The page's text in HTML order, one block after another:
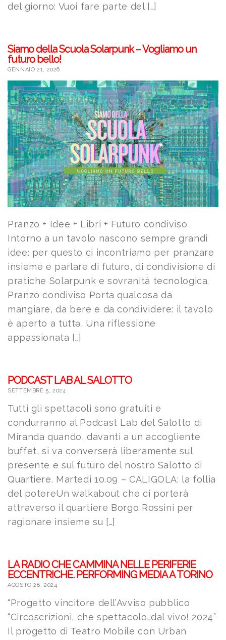
del giorno: Vuoi fare parte del […]
Siamo della Scuola Solarpunk – Vogliamo un
futuro bello!
GENNAIO 21, 2026
Pranzo + Idee + Libri + Futuro condiviso
Intorno a un tavolo nascono sempre grandi
idee: per questo ci incontriamo per pranzare
insieme e parlare di futuro, di condivisione di
pratiche Solarpunk e sovranità tecnologica.
Pranzo condiviso Porta qualcosa da
mangiare, da bere e da condividere: il tavolo
è aperto a tuttə. Una riflessione
appassionata […]
PODCAST LAB AL SALOTTO
SETTEMBRE 5, 2024
Tutti gli spettacoli sono gratuiti e
condurranno al Podcast Lab del Salotto di
Miranda quando, davanti a un accogliente
buffet, si va converserà liberamente sul
presente e sul futuro del nostro Salotto di
Quartiere. Martedi 10.09 – CALIGOLA: la follia
del potereUn walkabout che ci porterà
attraverso il quartiere Borgo Rossini per
ragionare insieme su […]
LA RADIO CHE CAMMINA NELLE PERIFERIE
ECCENTRICHE. PERFORMING MEDIA A TORINO
AGOSTO 28, 2024
“Progetto vincitore dell’Avviso pubblico
“Circoscrizioni, che spettacolo…dal vivo! 2024”
Il progetto di Teatro Mobile con Urban